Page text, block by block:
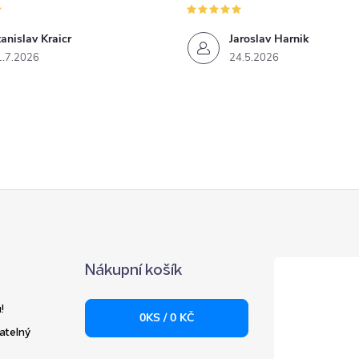
Kraicr Jaroslav Harnik
24.5.2026
Nákupní košík
0KS /0 KČ